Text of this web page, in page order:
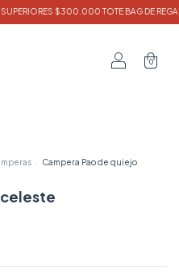
BAG DE REGALO 10% off x
0
Campera Pao de quiejo